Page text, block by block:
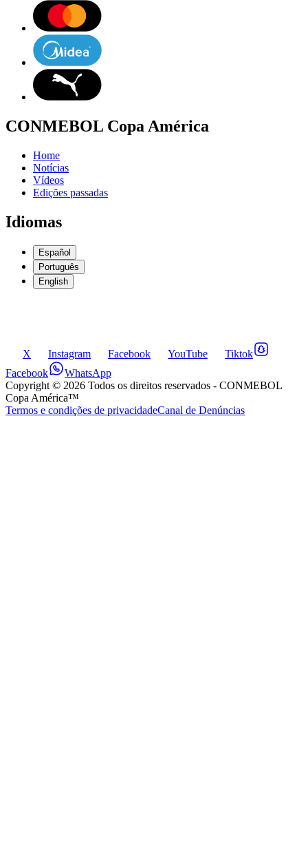
CONMEBOL Copa América
Home
Notícias
Vídeos
Edições passadas
Idiomas
Español
Português
English
X Instagram Facebook YouTube
Tiktok
Facebook
WhatsApp
Copyright © 2026 Todos os direitos reservados - CONMEBOL
Copa América™
Termos e condições de privacidadeCanal de Denúncias